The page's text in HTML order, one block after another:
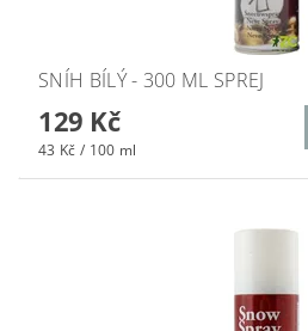
SNÍH BÍLÝ - 300 ML SPREJ
129 Kč
43 Kč / 100 ml